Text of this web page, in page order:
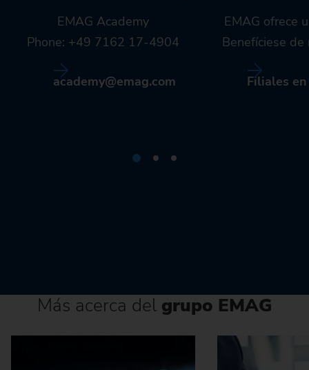
EMAG Academy
Phone: +49 7162 17-4904
academy@emag.com
EMAG ofrece
Benefíciese
Filiales
Más acerca del grupo EMAG